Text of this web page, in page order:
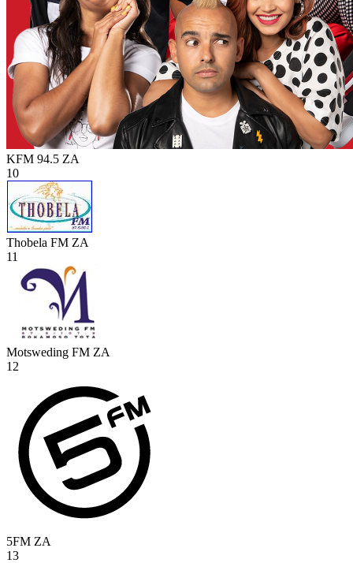
KFM 94.5 ZA
10
Thobela FM ZA
11
Motsweding FM ZA
12
5FM ZA
13